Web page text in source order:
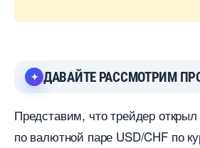
ДАВАЙТЕ РАССМОТРИМ
Представим, что трейдер
по валютной паре USD/CHF по